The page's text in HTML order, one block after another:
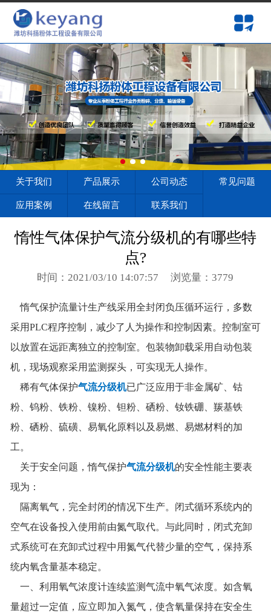
关于我们
产品展示
公司动态
常见问题
应用案例
在线留言
联系我们
关于我们 产品展示 公司动态 常见问题
应用案例 在线留言 联系我们
惰性气体保护气流分级机的有哪些特
点?
时间：2021/03/10 14:07:57 浏览量：3779
惰气保护流量计生产线采用全封闭负压循环运行，多数
采用PLC程序控制，减少了人为操作和控制因素。控制室可
以放置在远距离独立的控制室。包装物卸载采用自动包装
机，现场观察采用监测探头，可实现无人操作。
稀有气体保护气流分级机已广泛应用于非金属矿、钴
粉、钨粉、铁粉、镍粉、钽粉、硒粉、钕铁硼、羰基铁
粉、硒粉、硫磺、易氧化原料以及易燃、易燃材料的加
工。
关于安全问题，惰气保护气流分级机的安全性能主要表
现为：
隔离氧气，完全封闭的情况下生产。闭式循环系统内的
空气在设备投入使用前由氮气取代。与此同时，闭式充卸
式系统可在充卸式过程中用氮气代替少量的空气，保持系
统内氧含量基本稳定。
一、利用氧气浓度计连续监测气流中氧气浓度。如含氧
量超过一定值，应立即加入氮气，使含氧量保持在安全生